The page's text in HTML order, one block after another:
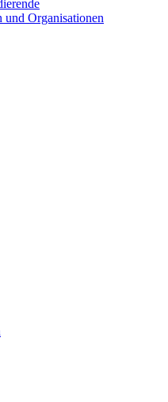
und Organisationen